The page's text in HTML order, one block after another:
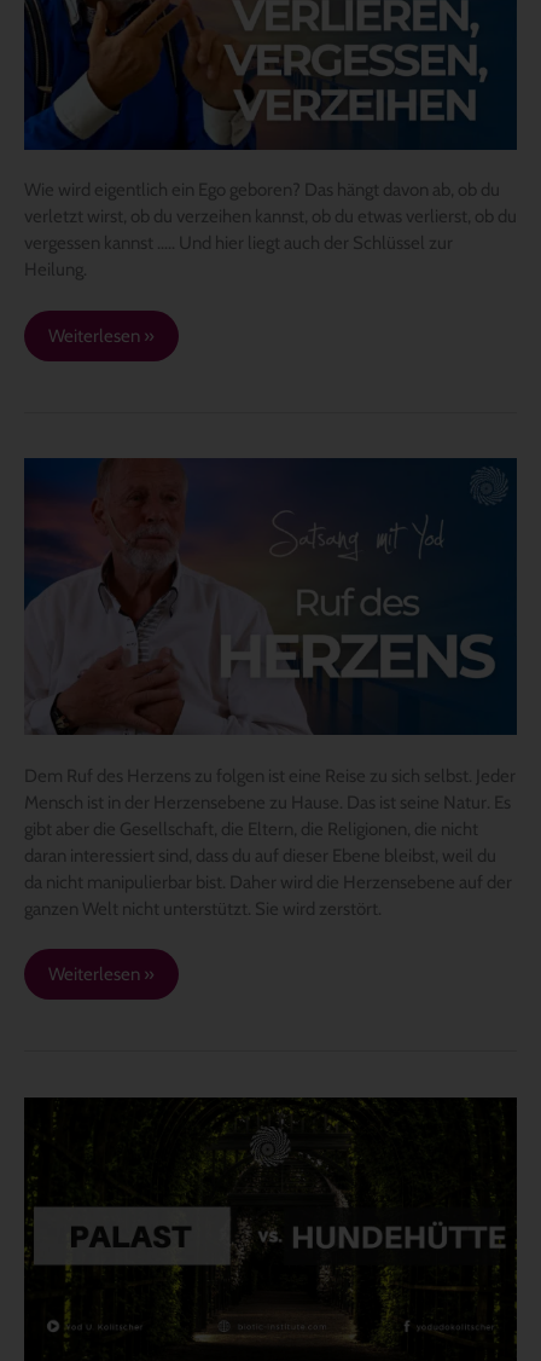
Wie wird eigentlich ein Ego geboren? Das hängt davon ab, ob du
verletzt wirst, ob du verzeihen kannst, ob du etwas verlierst, ob du
vergessen kannst ….. Und hier liegt auch der Schlüssel zur
Heilung.
deine
Beziehung
in
Heilung
bringen
Weiterlesen »
Dem Ruf des Herzens zu folgen ist eine Reise zu sich selbst. Jeder
Mensch ist in der Herzensebene zu Hause. Das ist seine Natur. Es
gibt aber die Gesellschaft, die Eltern, die Religionen, die nicht
daran interessiert sind, dass du auf dieser Ebene bleibst, weil du
da nicht manipulierbar bist. Daher wird die Herzensebene auf der
ganzen Welt nicht unterstützt. Sie wird zerstört.
Ruf
Weiterlesen »
Palast
oder